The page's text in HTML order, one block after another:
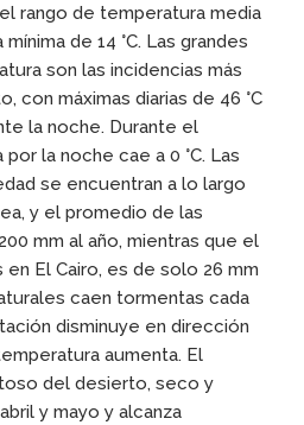
rango de temperatura media
de 14 °C. Las grandes
son las incidencias más
con máximas diarias de 46 °C
la noche. Durante el
la noche cae a 0 °C. Las
se encuentran a lo largo
y el promedio de las
mm al año, mientras que el
El Cairo, es de solo 26 mm
caen tormentas cada
disminuye en dirección
aumenta. El
del desierto, seco y
y mayo y alcanza